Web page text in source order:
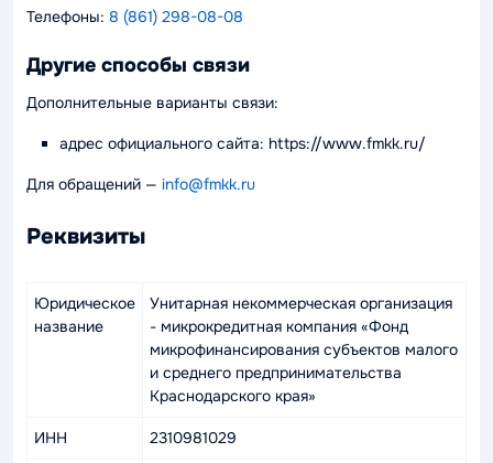
Телефоны: 8 (861) 298-08-08
Другие способы связи
Дополнительные варианты связи:
адрес официального сайта: https://www.fmkk.ru/
Для обращений — info@fmkk.ru
Реквизиты
Юридическое
название
Унитарная некоммерческая организация
- микрокредитная компания «Фонд
микрофинансирования субъектов малого
и среднего предпринимательства
Краснодарского края»
ИНН 2310981029